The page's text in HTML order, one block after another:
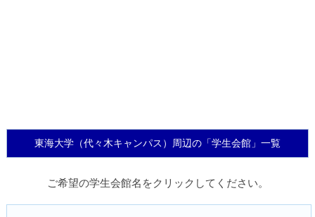
東海大学（代々木キャンパス）周辺の「学生会館」一覧
ご希望の学生会館名をクリックしてください。